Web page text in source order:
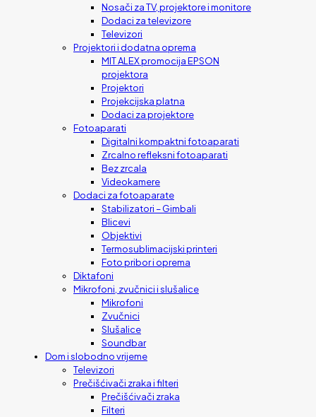
Nosači za TV, projektore i monitore
Dodaci za televizore
Televizori
Projektori i dodatna oprema
MIT ALEX promocija EPSON
projektora
Projektori
Projekcijska platna
Dodaci za projektore
Fotoaparati
Digitalni kompaktni fotoaparati
Zrcalno refleksni fotoaparati
Bez zrcala
Videokamere
Dodaci za fotoaparate
Stabilizatori – Gimbali
Blicevi
Objektivi
Termosublimacijski printeri
Foto pribor i oprema
Diktafoni
Mikrofoni, zvučnici i slušalice
Mikrofoni
Zvučnici
Slušalice
Soundbar
Dom i slobodno vrijeme
Televizori
Prečišćivači zraka i filteri
Prečišćivači zraka
Filteri